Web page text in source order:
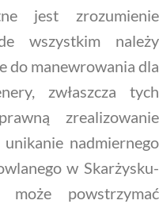
jest zrozumienie
wszystkim należy
do manewrowania dla
zwłaszcza tych
zrealizowanie
nadmiernego
w Skarżysku-
może powstrzymać